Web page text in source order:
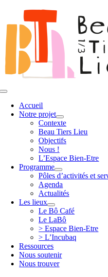
contenu
Toggle
NavigationAccueil
Notre projet
Contexte
Beau Tiers Lieu
Objectifs
Nous !
L’Espace Bien-Etre
Programme
Pôles d’activités et
Agenda
Actualités
Les lieux
Le Bô Café
Le LaBô
> Espace Bien-Etre
> L’Incubaq
Ressources
Nous soutenir
Nous trouver